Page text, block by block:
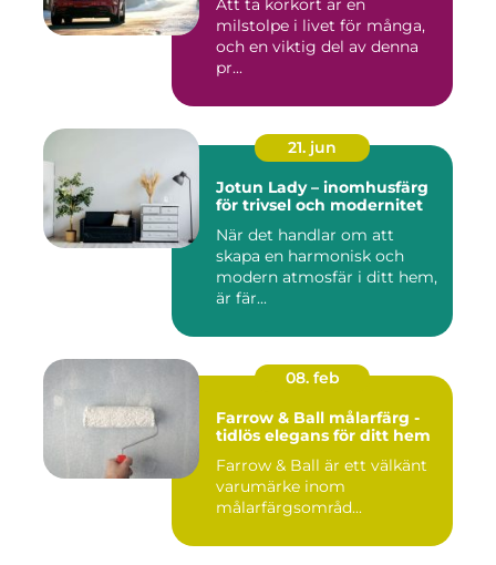
Att ta körkort är en
milstolpe i livet för många,
och en viktig del av denna
pr...
21. jun
Jotun Lady – inomhusfärg
för trivsel och modernitet
När det handlar om att
skapa en harmonisk och
modern atmosfär i ditt hem,
är fär...
08. feb
Farrow & Ball målarfärg -
tidlös elegans för ditt hem
Farrow & Ball är ett välkänt
varumärke inom
målarfärgsområd...